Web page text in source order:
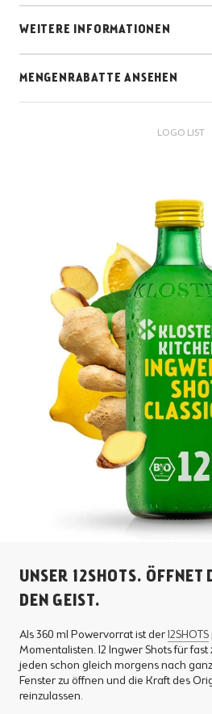
WEITERE INFORMATIONEN
MENGENRABATTE ANSEHEN
LOGO LIST
UNSER 12SHOTS. ÖFFNET
DEN GEIST.
Als 360 ml Powervorrat ist der 12SHOTS
Momentalisten. 12 Ingwer Shots für fast
jeden schon gleich morgens nach
Fenster zu öffnen und die Kraft des
reinzulassen.